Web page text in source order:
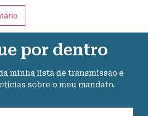
por dentro
minha lista de transmissão e
sobre o meu mandato.